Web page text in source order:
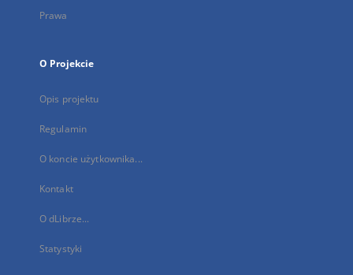
Prawa
O Projekcie
Opis projektu
Regulamin
O koncie użytkownika...
Kontakt
O dLibrze...
Statystyki